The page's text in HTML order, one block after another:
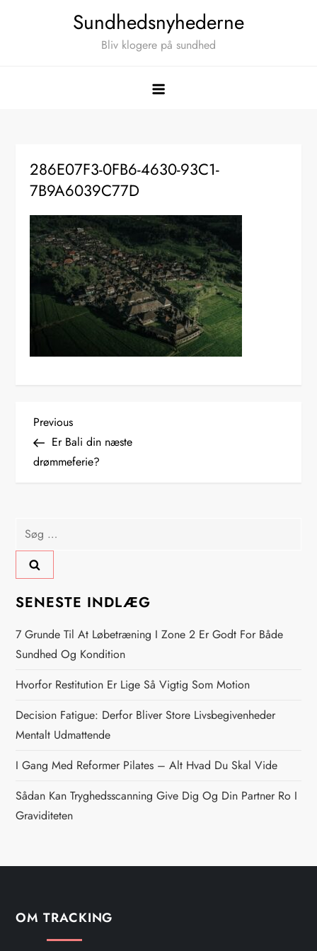
Sundhedsnyhederne
Bliv klogere på sundhed
286E07F3-0FB6-4630-93C1-
7B9A6039C77D
I
n
l
æ
g
s
n
a
v
i
g
a
t
o
Previous
Post
Previous
Er Bali din næste
drømmeferie?
Søg
efter:
SENESTE INDLÆG
7 Grunde Til At Løbetræning I Zone 2 Er Godt For Både
Sundhed Og Kondition
Hvorfor Restitution Er Lige Så Vigtig Som Motion
Decision Fatigue: Derfor Bliver Store Livsbegivenheder
Mentalt Udmattende
I Gang Med Reformer Pilates – Alt Hvad Du Skal Vide
Sådan Kan Tryghedsscanning Give Dig Og Din Partner Ro I
Graviditeten
OM TRACKING